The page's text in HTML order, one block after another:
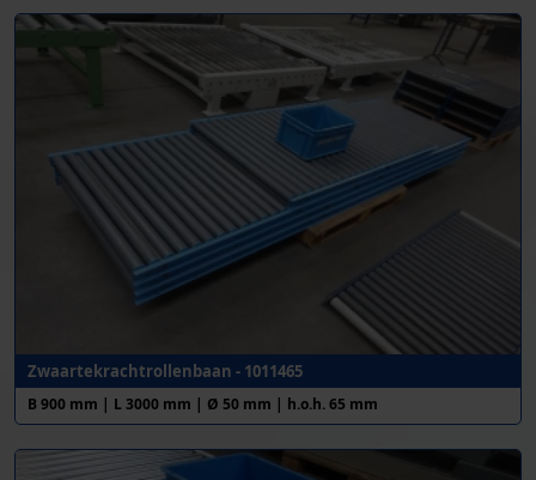
Zwaartekrachtrollenbaan - 1011465
B 900 mm | L 3000 mm | Ø 50 mm | h.o.h. 65 mm